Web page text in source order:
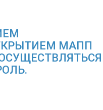
МАПП